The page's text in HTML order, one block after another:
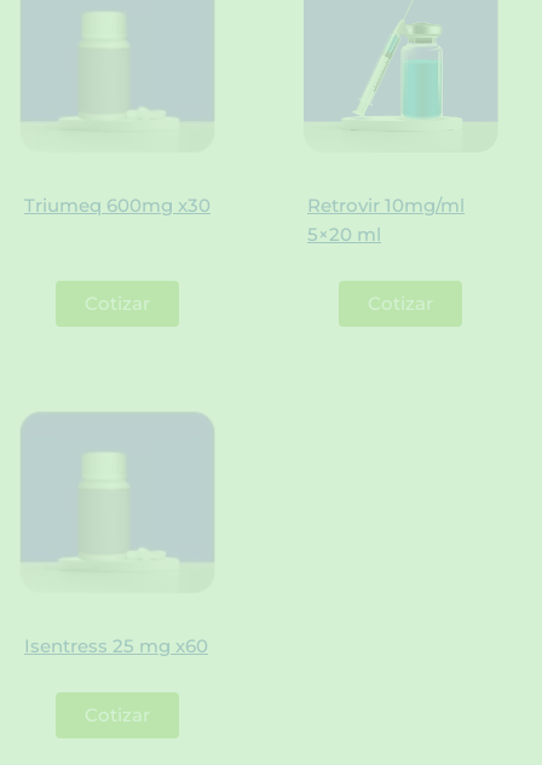
Triumeq 600mg x30
Cotizar
Retrovir 10mg/ml
5×20 ml
Cotizar
Isentress 25 mg x60
Cotizar